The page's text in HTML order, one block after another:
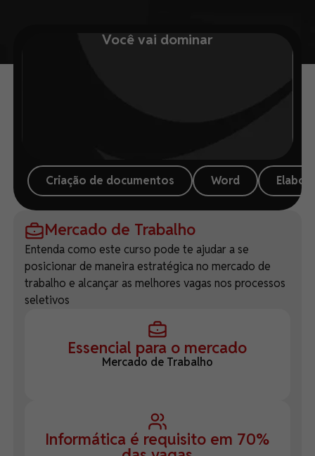
Você vai dominar
Criação de documentos Word
Mercado de Trabalho
Entenda como este curso pode te ajudar a se
posicionar de maneira estratégica no mercado de
trabalho e alcançar as melhores vagas nos processos
seletivos
Essencial para o mercado
Mercado de Trabalho
Informática é requisito em 70%